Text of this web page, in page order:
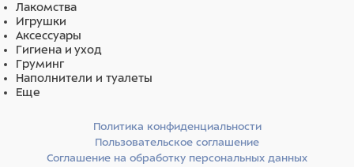
Лакомства
Игрушки
Аксессуары
Гигиена и уход
Груминг
Наполнители и туалеты
Еще
Политика конфиденциальности
Пользовательское соглашение
Соглашение на обработку персональных данных